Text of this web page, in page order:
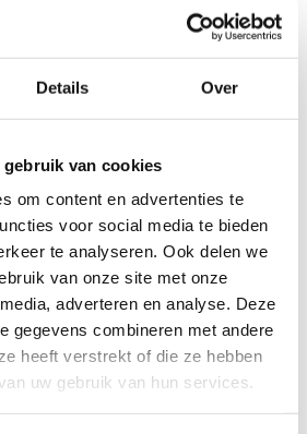
Details Over
gebruik van cookies
om content en advertenties te
voor social media te bieden
te analyseren. Ook delen we
van onze site met onze
adverteren en analyse. Deze
gegevens combineren met andere
heeft verstrekt of die ze hebben
uw gebruik van hun services.
bussen moeten langs ingang